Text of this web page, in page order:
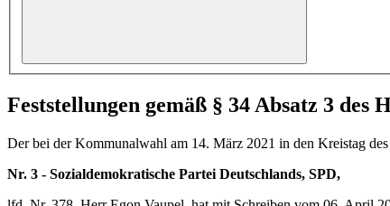
Feststellungen gemäß § 34 Absatz 3
Der bei der Kommunalwahl am 14. März 2021 in den Kreistag
Nr. 3 - Sozialdemokratische Partei Deutschlands, SPD,